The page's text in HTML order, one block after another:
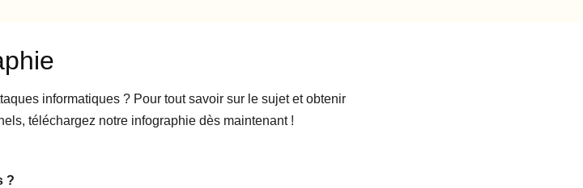
informatiques ? Pour tout savoir sur le sujet et obtenir
téléchargez notre infographie dès maintenant !
?